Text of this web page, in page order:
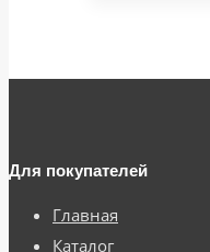
Для покупателей
Главная
Каталог